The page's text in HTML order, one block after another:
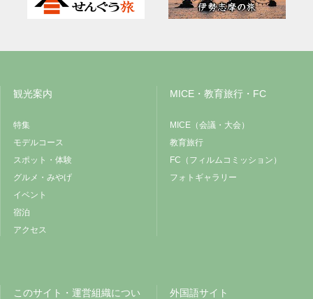
観光案内
特集
モデルコース
スポット・体験
グルメ・みやげ
イベント
宿泊
アクセス
MICE・教育旅行・FC
MICE（会議・大会）
教育旅行
FC（フィルムコミッション）
フォトギャラリー
このサイト・運営組織につい
外国語サイト